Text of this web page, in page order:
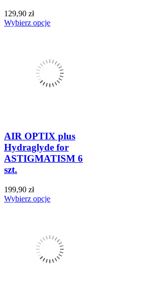
129,90 zł
Wybierz opcje
AIR OPTIX plus
Hydraglyde for
ASTIGMATISM 6
szt.
199,90 zł
Wybierz opcje